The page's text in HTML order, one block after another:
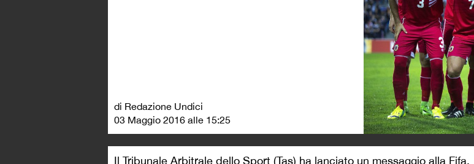
di Redazione Undici
03 Maggio 2016 alle 15:25
Il Tribunale Arbitrale dello Sport (Tas) ha lanciato un messaggio alla Fifa,